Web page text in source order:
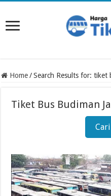
Home / Search Results for: tiket
Tiket Bus Budiman